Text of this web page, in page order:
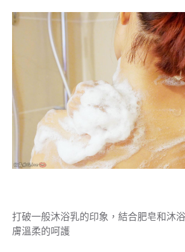
打破一般沐浴乳的印象，結合肥皂和沐
膚溫柔的呵護